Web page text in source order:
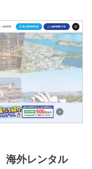
海外レンタル